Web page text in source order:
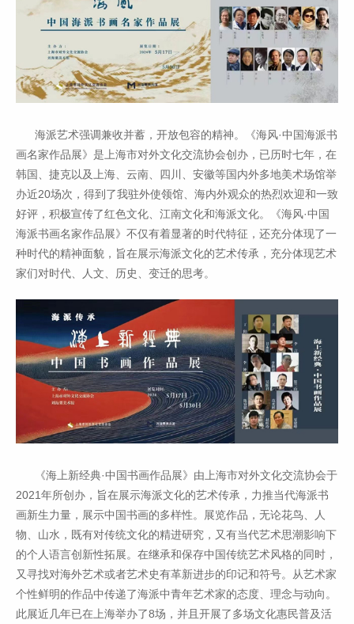
海派艺术强调兼收并蓄，开放包容的精神。《海风·中国海派书
画名家作品展》是上海市对外文化交流协会创办，已历时七年，在
韩国、捷克以及上海、云南、四川、安徽等国内外多地美术场馆举
办近20场次，得到了我驻外使领馆、海内外观众的热烈欢迎和一致
好评，积极宣传了红色文化、江南文化和海派文化。《海风·中国
海派书画名家作品展》不仅有着显著的时代特征，还充分体现了一
种时代的精神面貌，旨在展示海派文化的艺术传承，充分体现艺术
家们对时代、人文、历史、变迁的思考。
《海上新经典·中国书画作品展》由上海市对外文化交流协会于
2021年所创办，旨在展示海派文化的艺术传承，力推当代海派书
画新生力量，展示中国书画的多样性。展览作品，无论花鸟、人
物、山水，既有对传统文化的精进研究，又有当代艺术思潮影响下
的个人语言创新性拓展。在继承和保存中国传统艺术风格的同时，
又寻找对海外艺术或者艺术史有革新进步的印记和符号。从艺术家
个性鲜明的作品中传递了海派中青年艺术家的态度、理念与动向。
此展近几年已在上海举办了8场，并且开展了多场文化惠民普及活